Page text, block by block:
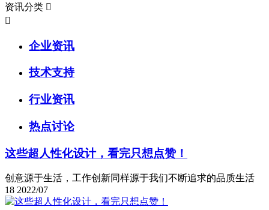
资讯分类 

企业资讯
技术支持
行业资讯
热点讨论
这些超人性化设计，看完只想点赞！
创意源于生活，工作创新同样源于我们不断追求的品质生活
18 2022/07